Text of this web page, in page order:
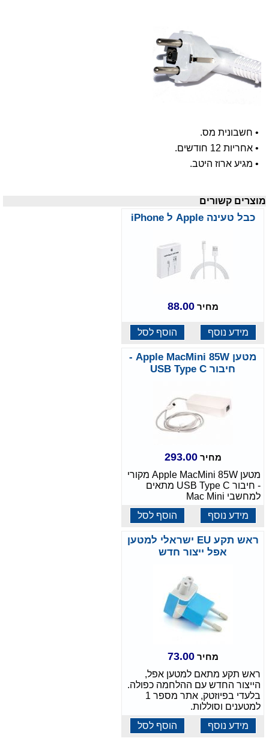
• חשבונית מס.
• אחריות 12 חודשים.
• מגיע ארוז היטב.
מוצרים קשורים
כבל טעינה Apple ל iPhone
מחיר88.00
מידע נוסף הוסף לסל
מטען Apple MacMini 85W -
חיבור USB Type C
מחיר293.00
מטען Apple MacMini 85W מקורי
- חיבור USB Type C מתאים
למחשבי Mac Mini
מידע נוסף
הוסף לסל
ראש תקע EU ישראלי למטען
אפל ייצור חדש
מחיר73.00
ראש תקע מתאם למטען אפל,
הייצור החדש עם ההלחמה כפולה.
בלעדי בפיוזטק, אתר מספר 1
למטענים וסוללות.
מידע נוסף
הוסף לסל